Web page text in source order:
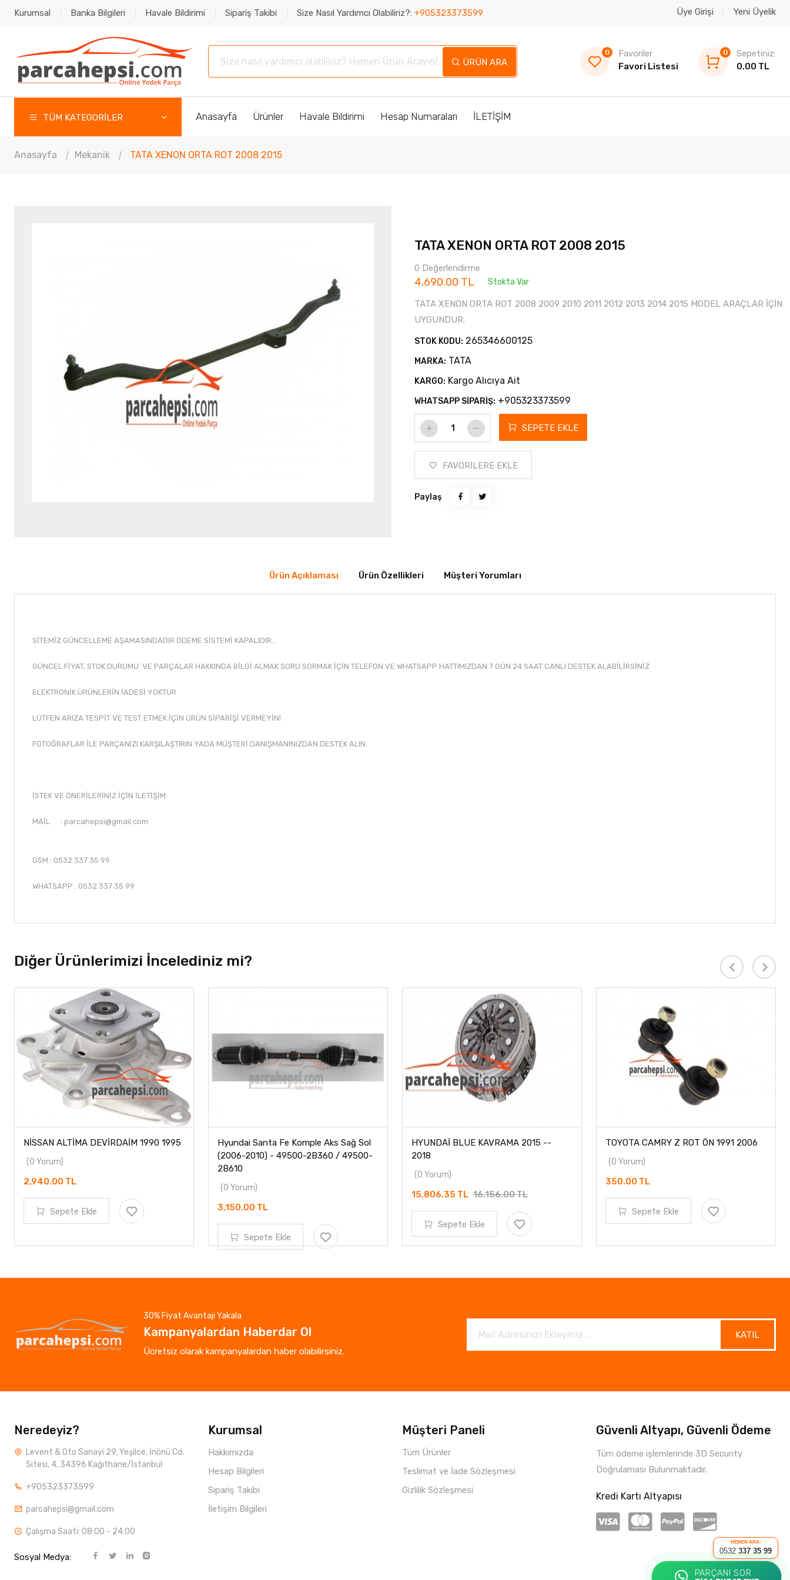
HEMEN ARA:
0532 337 35 99
PARÇANI SOR
Kurumsal Banka Bilgileri Havale Bildirimi Sipariş Takibi Size Nasıl Yardımcı Olabiliriz?: +905323373599 Üye Girişi Yeni Üyelik
ÜRÜN ARA
0
Favoriler
Favori Listesi
0
Sepetiniz:
0.00 TL
TÜM KATEGORİLER Anasayfa Ürünler Havale Bildirimi Hesap Numaraları İLETİŞİM
Anasayfa Mekanik TATA XENON ORTA ROT 2008 2015
TATA XENON ORTA ROT 2008 2015
0 Değerlendirme
4,690.00 TL Stokta Var
TATA XENON ORTA ROT 2008 2009 2010 2011 2012 2013 2014 2015 MODEL ARAÇLAR İÇİN
UYGUNDUR.
STOK KODU: 265346600125
MARKA: TATA
KARGO: Kargo Alıcıya Ait
WHATSAPP SİPARİŞ: +905323373599
SEPETE EKLE
FAVORİLERE EKLE
Paylaş
Ürün Açıklaması Ürün Özellikleri Müşteri Yorumları
SİTEMİZ GÜNCELLEME AŞAMASINDADIR ÖDEME SİSTEMİ KAPALIDIR...
GÜNCEL FİYAT, STOK DURUMU VE PARÇALAR HAKKINDA BİLGİ ALMAK SORU SORMAK İÇİN TELEFON VE WHATSAPP HATTIMIZDAN 7 GÜN 24 SAAT CANLI DESTEK ALABİLİRSİNİZ
ELEKTRONİK ÜRÜNLERİN İADESİ YOKTUR
LÜTFEN ARIZA TESPİT VE TEST ETMEK İÇİN ÜRÜN SİPARİŞİ VERMEYİN!
FOTOĞRAFLAR İLE PARÇANIZI KARŞILAŞTIRIN YADA MÜŞTERİ DANIŞMANINIZDAN DESTEK ALIN.
İSTEK VE ÖNERİLERİNİZ İÇİN İLETİŞİM:
MAİL : parcahepsi@gmail.com
GSM : 0532 337 35 99
WHATSAPP : 0532 337 35 99
Diğer Ürünlerimizi İncelediniz mi?
NİSSAN ALTİMA DEVİRDAİM 1990 1995
(0 Yorum)
2,940.00 TL
Sepete Ekle
Hyundai Santa Fe Komple Aks Sağ Sol
(2006-2010) - 49500-2B360 / 49500-
2B610
(0 Yorum)
3,150.00 TL
Sepete Ekle
HYUNDAİ BLUE KAVRAMA 2015 --
2018
(0 Yorum)
15,806.35 TL 16,156.00 TL
Sepete Ekle
TOYOTA CAMRY Z ROT ÖN 1991 2006
(0 Yorum)
350.00 TL
Sepete Ekle
30% Fiyat Avantajı Yakala
Kampanyalardan Haberdar Ol
Ücretsiz olarak kampanyalardan haber olabilirsiniz.
KATIL
Neredeyiz?
Levent & Oto Sanayi 29, Yeşilce, İnönü Cd.
Sitesi, 4, 34396 Kağıthane/İstanbul
+905323373599
parcahepsi@gmail.com
Çalışma Saati: 08:00 - 24:00
Sosyal Medya:
Kurumsal
Hakkımızda
Hesap Bilgileri
Sipariş Takibi
İletişim Bilgileri
Müşteri Paneli
Tüm Ürünler
Teslimat ve İade Sözleşmesi
Gizlilik Sözleşmesi
Güvenli Altyapı, Güvenli Ödeme
Tüm ödeme işlemlerinde 3D Security
Doğrulaması Bulunmaktadır.
Kredi Kartı Altyapısı